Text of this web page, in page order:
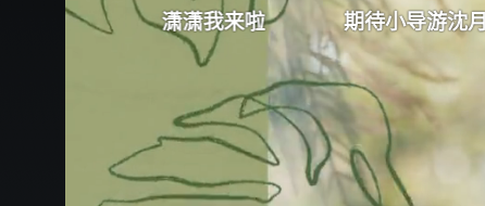
期待小导游沈月 陈梦陈梦陈梦